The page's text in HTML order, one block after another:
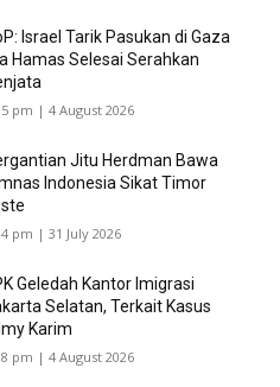
Israel Tarik Pasukan di Gaza
Hamas Selesai Serahkan
pm | 4 August 2026
Jitu Herdman Bawa
Indonesia Sikat Timor
pm | 31 July 2026
Geledah Kantor Imigrasi
Selatan, Terkait Kasus
Karim
pm | 4 August 2026